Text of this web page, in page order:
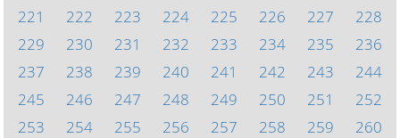
221
222 223 224 225 226 227
228
229
230 231 232 233 234 235
236
237
238 239 240 241 242 243
244
245
246 247 248 249 250 251
252
253
254 255 256 257 258 259
260